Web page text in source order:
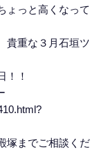
ょっと高くなって
貴重な３月石垣ツ
！！
塚までご相談くだ